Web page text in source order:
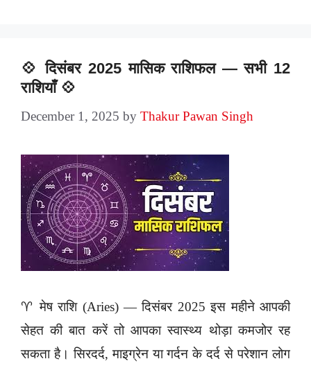
💠 दिसंबर 2025 मासिक राशिफल — सभी 12
राशियाँ 💠
December 1, 2025 by Thakur Pawan Singh
♈ मेष राशि (Aries) — दिसंबर 2025 इस महीने आपकी
सेहत की बात करें तो आपका स्वास्थ्य थोड़ा कमजोर रह
सकता है। सिरदर्द, माइग्रेन या गर्दन के दर्द से परेशान लोग